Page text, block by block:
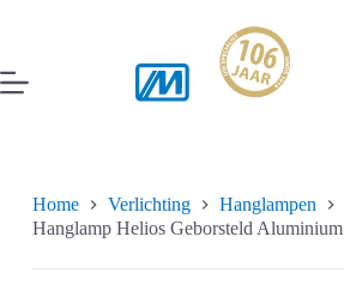
inhoud
Home Verlichting
Hanglampen
Hanglamp Helios Geborsteld Aluminium